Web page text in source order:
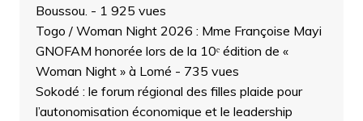
Boussou. - 1 925 vues
Togo / Woman Night 2026 : Mme Françoise Mayi
GNOFAM honorée lors de la 10ᵉ édition de «
Woman Night » à Lomé - 735 vues
Sokodé : le forum régional des filles plaide pour
l’autonomisation économique et le leadership